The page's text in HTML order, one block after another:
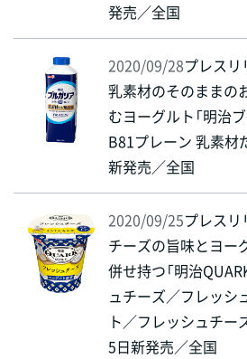
発売／全国
2020/09/28プレスリ
乳素材のそのままの
むヨーグルト「明治
B81プレーン 乳素材
新発売／全国
2020/09/25プレスリ
チーズの旨味とヨー
併せ持つ「明治
ュチーズ／フレッシ
ト／フレッシュチー
5日新発売／全国